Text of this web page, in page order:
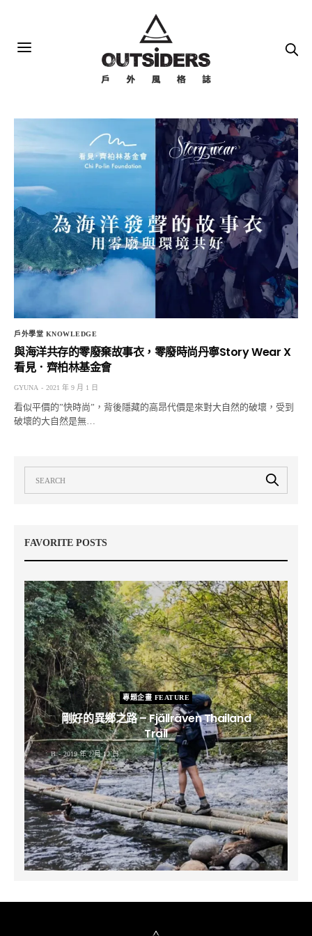
戶外學堂 KNOWLEDGE
與海洋共存的零廢棄故事衣，零廢時尚丹寧Story Wear X
看見．齊柏林基金會
GYUNA 2021 年 9 月 1 日
看似平價的”快時尚”，背後隱藏的高昂代價是來對大自然的破壞，受到
破壞的大自然是無…
FAVORITE POSTS
專題企畫 FEATURE
剛好的異鄉之路 – Fjällräven Thailand
Trail
B 2019 年 2 月 12 日